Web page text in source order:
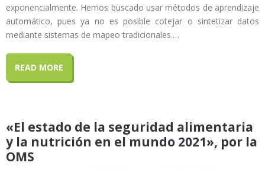
exponencialmente. Hemos buscado usar métodos de aprendizaje
automático, pues ya no es posible cotejar o sintetizar datos
mediante sistemas de mapeo tradicionales.…
READ MORE
«El estado de la seguridad alimentaria
y la nutrición en el mundo 2021», por la
OMS